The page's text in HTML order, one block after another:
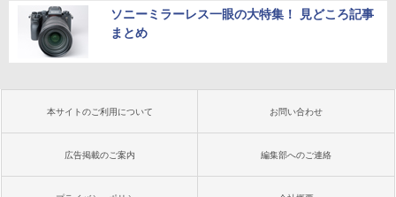
ソニーミラーレス一眼の大特集！ 見どころ記事
まとめ
本サイトのご利用について お問い合わせ
広告掲載のご案内 編集部へのご連絡